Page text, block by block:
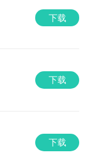
下载
下载
下载